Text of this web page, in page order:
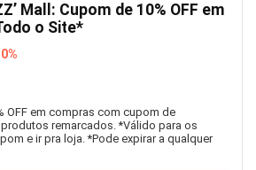
Mall: Cupom de 10% OFF em
o Site*
OFF em compras com cupom de
remarcados. *Válido para os
e ir pra loja. *Pode expirar a qualquer